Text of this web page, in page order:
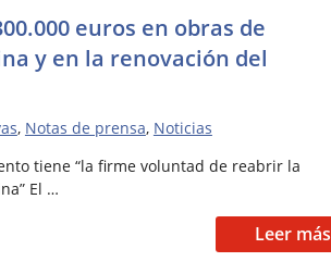
euros en obras de
y en la renovación del
, Notas de prensa, Noticias
tiene “la firme voluntad de reabrir la
El …
Leer más